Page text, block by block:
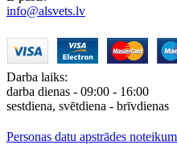
info@alsvets.lv
Darba laiks:
darba dienas - 09:00 - 16:00
sestdiena, svētdiena - brīvdienas
Personas datu apstrādes